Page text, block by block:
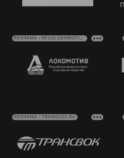
РЕКЛАМА • RFSOLOKOMOTIV.RU
РЕКЛАМА • TRANSVOC.RU